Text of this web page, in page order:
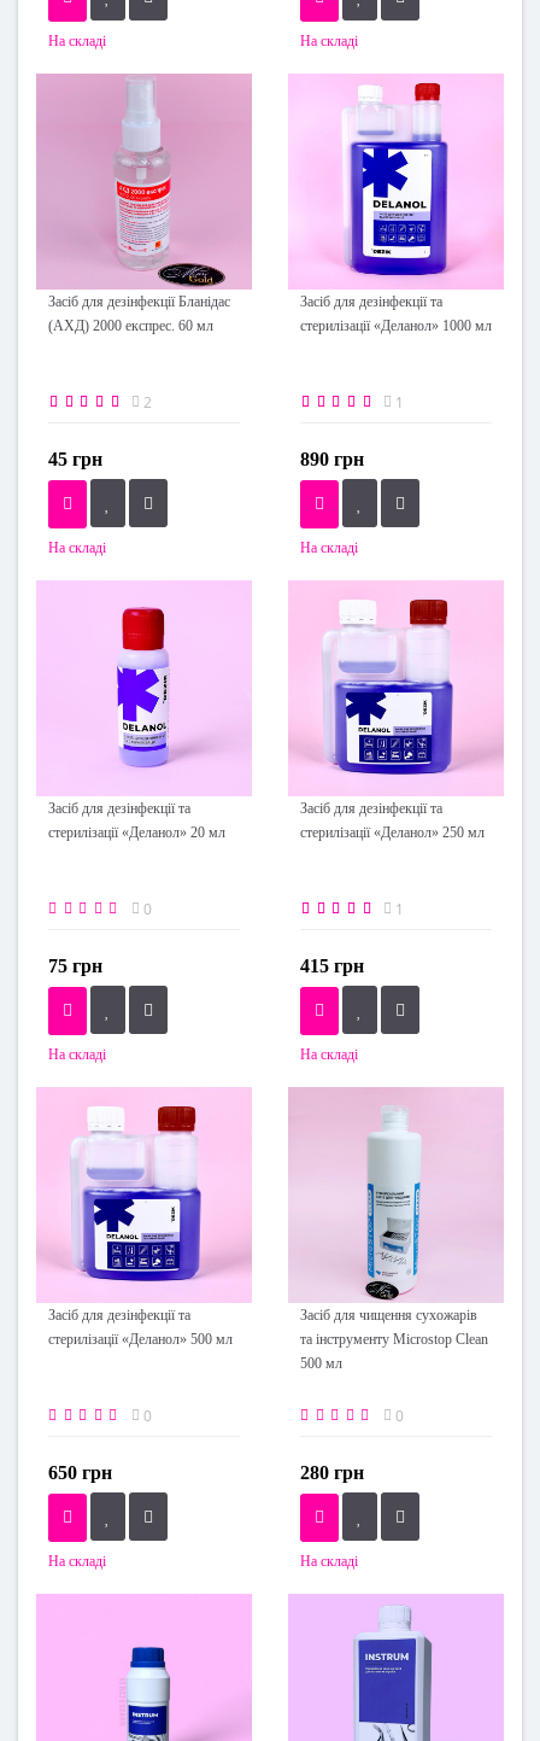
На складі На складі
Засіб для дезінфекції Бланідас
(АХД) 2000 експрес. 60 мл
2
45 грн
На складі
Засіб для дезінфекції та
стерилізації «Деланол» 1000 мл
1
890 грн
На складі
Засіб для дезінфекції та
стерилізації «Деланол» 20 мл
0
75 грн
На складі
Засіб для дезінфекції та
стерилізації «Деланол» 250 мл
1
415 грн
На складі
Засіб для дезінфекції та
стерилізації «Деланол» 500 мл
0
650 грн
На складі
Засіб для чищення сухожарів
та інструменту Microstop Clean
500 мл
0
280 грн
На складі